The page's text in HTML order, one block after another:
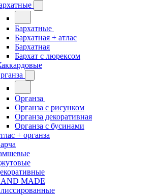
Бархатные
Бархатная + атлас
Бархатная
Бархат с люрексом
Органза
Органза с рисунком
Органза декоративная
Органза с бусинами
+ органза
MADE